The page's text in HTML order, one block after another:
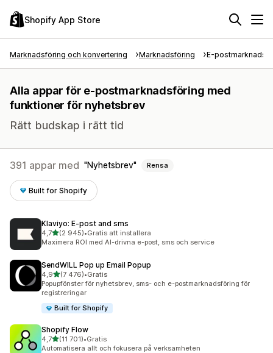
Shopify App Store
Marknadsföring och konvertering Marknadsföring E-
Alla appar för e-postmarknadsföring med
funktioner för nyhetsbrev
Rätt budskap i rätt tid
391 appar med Nyhetsbrev Rensa
Built for Shopify
Klaviyo: E‑post and sms
4,7av 5 stjärnor
(2 945)
2945 recensioner totalt
•Gratis att installera
Maximera ROI med AI-drivna e-post, sms och service
SendWILL Pop up Email Popup
4,9av 5 stjärnor
(7 476)
7476 recensioner totalt
•Gratis
Popupfönster för nyhetsbrev, sms- och e-postmarknadsföring för
registreringar
Built for Shopify
Shopify Flow
4,7av 5 stjärnor
(11 701)
11701 recensioner totalt
•Gratis
Automatisera allt och fokusera på verksamheten